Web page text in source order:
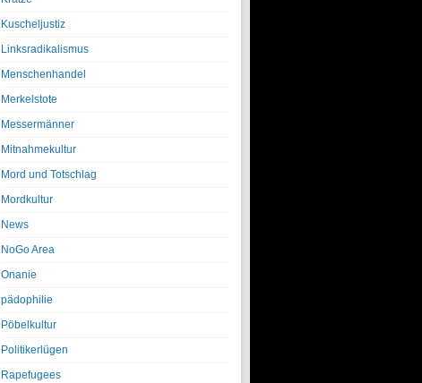
Kuscheljustiz
Linksradikalismus
Menschenhandel
Merkelstote
Messermänner
Mitnahmekultur
Mord und Totschlag
Mordkultur
News
NoGo Area
Onanie
pädophilie
Pöbelkultur
Politikerlügen
Rapefugees